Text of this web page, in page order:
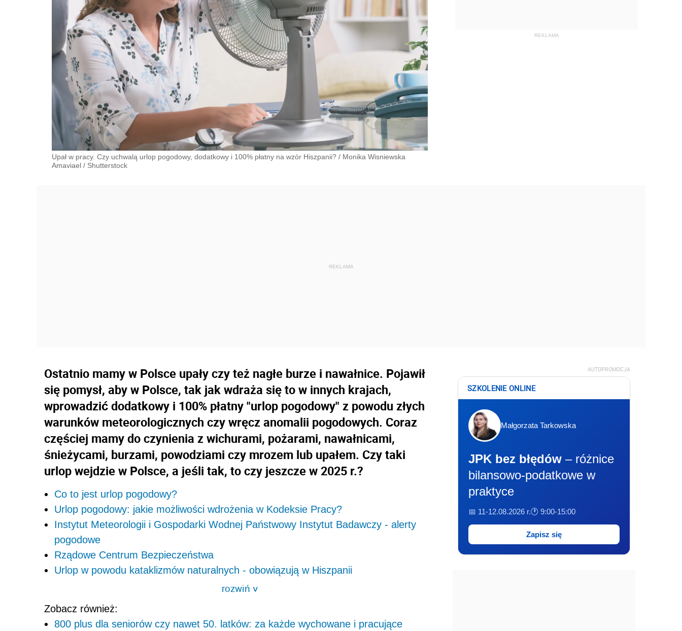
Upał w pracy. Czy uchwalą urlop pogodowy, dodatkowy i 100% płatny na wzór Hiszpanii? / Monika Wisniewska
Amaviael / Shutterstock
Ostatnio mamy w Polsce upały czy też nagłe burze i nawałnice. Pojawił
się pomysł, aby w Polsce, tak jak wdraża się to w innych krajach,
wprowadzić dodatkowy i 100% płatny "urlop pogodowy" z powodu złych
warunków meteorologicznych czy wręcz anomalii pogodowych. Coraz
częściej mamy do czynienia z wichurami, pożarami, nawałnicami,
śnieżycami, burzami, powodziami czy mrozem lub upałem. Czy taki
urlop wejdzie w Polsce, a jeśli tak, to czy jeszcze w 2025 r.?
Co to jest urlop pogodowy?
Urlop pogodowy: jakie możliwości wdrożenia w Kodeksie Pracy?
Instytut Meteorologii i Gospodarki Wodnej Państwowy Instytut Badawczy - alerty
pogodowe
Rządowe Centrum Bezpieczeństwa
Urlop w powodu kataklizmów naturalnych - obowiązują w Hiszpanii
rozwiń>
Zobacz również:
800 plus dla seniorów czy nawet 50. latków: za każde wychowane i pracujące
AUTOPROMOCJA
SZKOLENIE ONLINE
Małgorzata Tarkowska
JPK bez błędów – różnice
bilansowo-podatkowe w
praktyce
📅 11-12.08.2026 r.🕐 9:00-15:00
Zapisz się